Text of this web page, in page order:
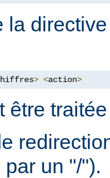
la
> <action>
être
un "/").